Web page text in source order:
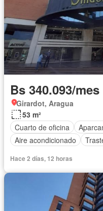
Bs 340.093/mes
Girardot, Aragua
53 m²
Cuarto de oficina
Aire acondicionado
Hace 2 días, 12 horas